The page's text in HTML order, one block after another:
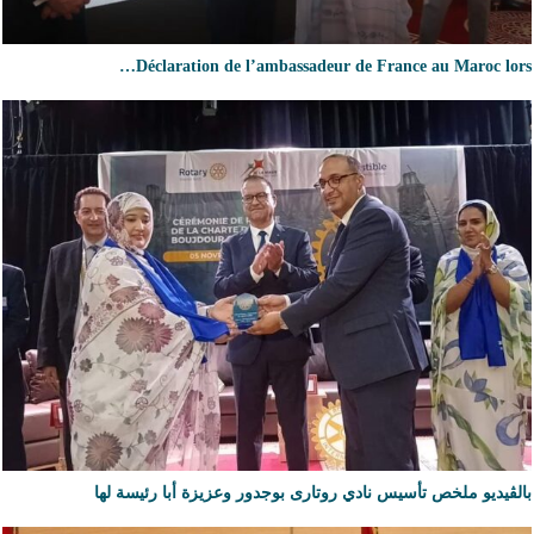
Déclaration de l’ambassadeur de France au Maroc lors…
بالڨيديو ملخص تأسيس نادي روتارى بوجدور وعزيزة أبا رئيسة لها